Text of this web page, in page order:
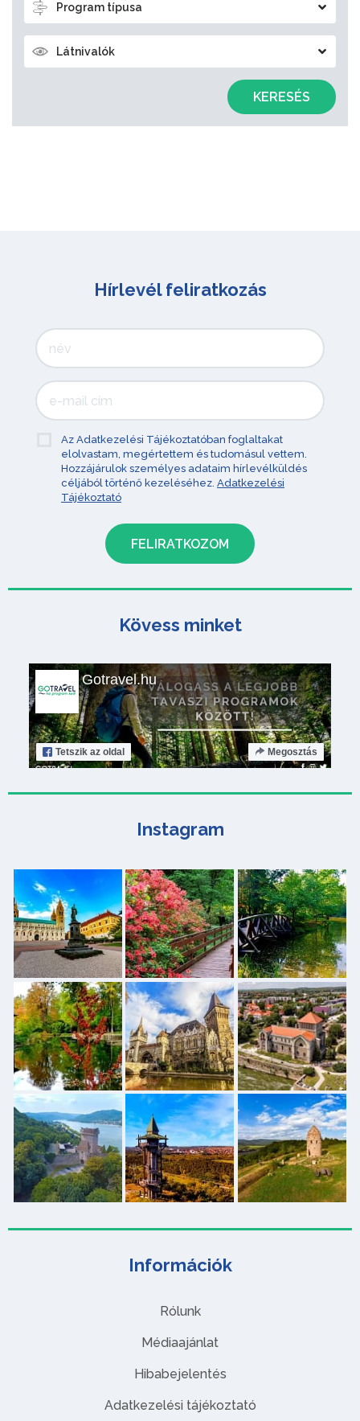
Program típusa
Látnivalók
KERESÉS
Információk
Rólunk
Médiaajánlat
Hibabejelentés
Adatkezelési tájékoztató
Hírlevél feliratkozás
Az Adatkezelési Tájékoztatóban foglaltakat
elolvastam, megértettem és tudomásul vettem.
Hozzájárulok személyes adataim hírlevélküldés
céljából történő kezeléséhez. Adatkezelési
Tájékoztató
Kövess minket
Gotravel.hu
Tetszik az oldal Megosztás
Instagram